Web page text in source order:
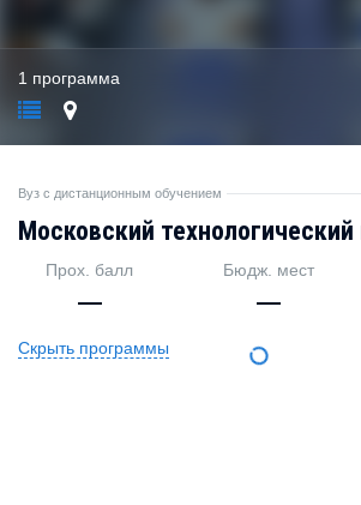
1 программа
Вуз с дистанционным обучением
Московский технологический
Прох. балл
—
Бюдж. мест
—
Скрыть программы